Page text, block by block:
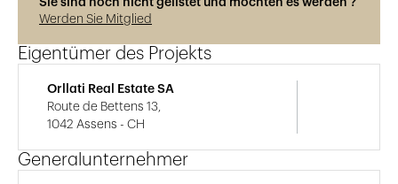
Sie sind noch nicht gelistet und möchten es werden ?
Werden Sie Mitglied
Eigentümer des Projekts
Orllati Real Estate SA
Route de Bettens 13,
1042 Assens - CH
Generalunternehmer